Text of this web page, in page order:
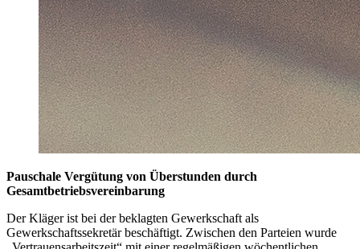
Pauschale Vergütung von Überstunden durch
Gesamtbetriebsvereinbarung
Der Kläger ist bei der beklagten Gewerkschaft als
Gewerkschaftssekretär beschäftigt. Zwischen den Parteien wurde